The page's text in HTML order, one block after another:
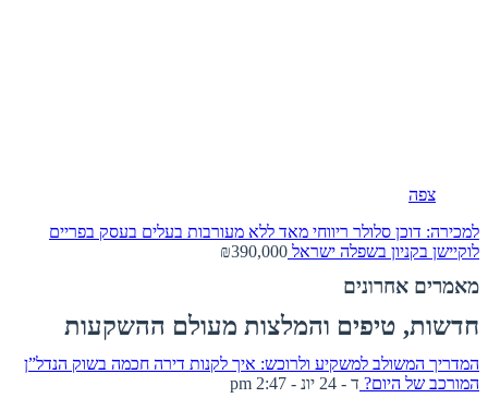
צפה
למכירה: דוכן סלולר ריווחי מאד ללא מעורבות בעלים בעסק בפריים
לוקיישן בקניון בשפלה ישראל ₪390,000
מאמרים אחרונים
חדשות, טיפים והמלצות מעולם ההשקעות
המדריך המשולב למשקיע ולרוכש: איך לקנות דירה חכמה בשוק הנדל”ן
המורכב של היום? ד - 24 יונ - 2:47 pm